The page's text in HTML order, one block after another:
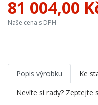
81 004,00
Naše cena s DPH
Popis výrobku
Ke
Nevíte si rady? Zeptejte